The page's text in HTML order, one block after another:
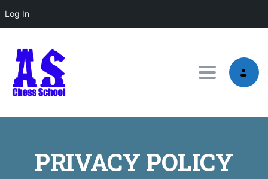
Log In
Toggle
PRIVACY POLICY